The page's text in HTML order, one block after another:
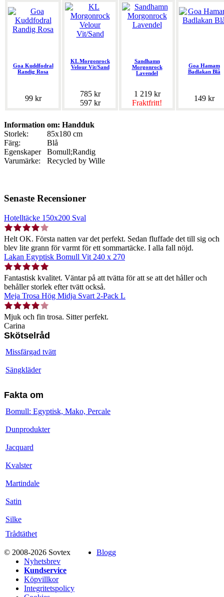
Goa Kuddfodral
Randig Rosa
99 kr
KL Morgonrock
Velour Vit/Sand
785 kr
597 kr
Sandhamn
Morgonrock
Lavendel
1 219 kr
Fraktfritt!
Goa Hamam
Badlakan Blå
149 kr
Information om: Handduk
Storlek:
85x180 cm
Färg:
Blå
Egenskaper
Bomull;Randig
Varumärke:
Recycled by Wille
Senaste Recensioner
Hotelltäcke 150x200 Sval
Helt OK. Första natten var det perfekt. Sedan fluffade det till sig och
blev lite grann för varmt för ett sommartäcke. I alla fall nöjd.
Lakan Egyptisk Bomull Vit 240 x 270
Fantastisk kvalitet. Väntar på att tvätta för att se att det håller och
behåller storlek efter tvätt också.
Meja Trosa Hög Midja Svart 2-Pack L
Mjuk och fin trosa. Sitter perfekt.
Carina
Skötselråd
Missfärgad tvätt
Sängkläder
Fakta om
Bomull: Egyptisk, Mako, Percale
Dunprodukter
Jacquard
Kvalster
Martindale
Satin
Silke
Trådtäthet
© 2008-2026 Sovtex
Blogg
Nyhetsbrev
Kundservice
Köpvillkor
Integritetspolicy